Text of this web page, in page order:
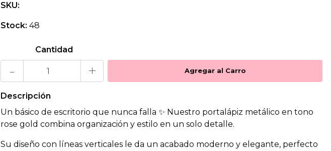
SKU:
Stock: 48
Cantidad
- +
Descripción
Un básico de escritorio que nunca falla ✨ Nuestro portalápiz metálico en tono
rose gold combina organización y estilo en un solo detalle.
Su diseño con líneas verticales le da un acabado moderno y elegante, perfecto